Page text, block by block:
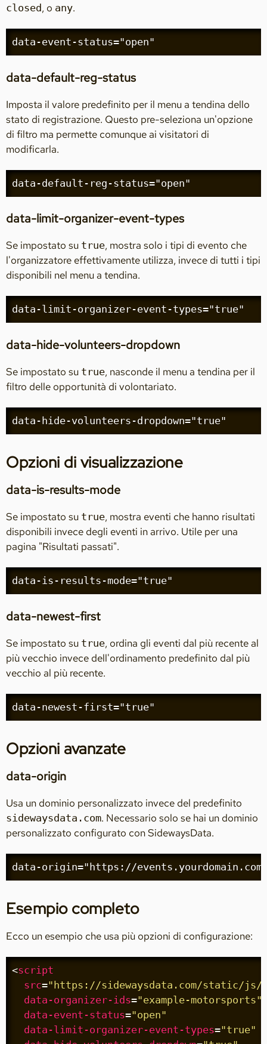
closed, o any.
data-event-status="open"
data-default-reg-status
Imposta il valore predefinito per il menu a tendina dello
stato di registrazione. Questo pre-seleziona un'opzione
di filtro ma permette comunque ai visitatori di
modificarla.
data-default-reg-status="open"
data-limit-organizer-event-types
Se impostato su true, mostra solo i tipi di evento che
l'organizzatore effettivamente utilizza, invece di tutti i tipi
disponibili nel menu a tendina.
data-limit-organizer-event-types="true"
data-hide-volunteers-dropdown
Se impostato su true, nasconde il menu a tendina per il
filtro delle opportunità di volontariato.
data-hide-volunteers-dropdown="true"
Opzioni di visualizzazione
data-is-results-mode
Se impostato su true, mostra eventi che hanno risultati
disponibili invece degli eventi in arrivo. Utile per una
pagina "Risultati passati".
data-is-results-mode="true"
data-newest-first
Se impostato su true, ordina gli eventi dal più recente al
più vecchio invece dell'ordinamento predefinito dal più
vecchio al più recente.
data-newest-first="true"
Opzioni avanzate
data-origin
Usa un dominio personalizzato invece del predefinito
sidewaysdata.com. Necessario solo se hai un dominio
personalizzato configurato con SidewaysData.
data-origin="https://
Esempio completo
Ecco un esempio che usa più opzioni di configurazione:
<script
src="https://sidewaysdata.com/static/js/
data-organizer-ids="example-motorsports"
data-event-status="open"
data-limit-organizer-event-types="true"